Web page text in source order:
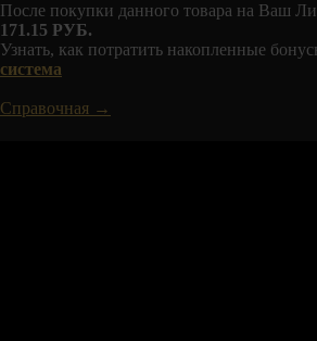
После покупки данного товара на Ваш
171.15 РУБ.
Узнать, как потратить накопленные
система
Справочная →